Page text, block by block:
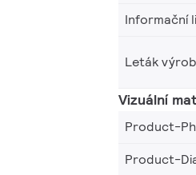
Informační
Leták
Vizuální
Product-
Product-